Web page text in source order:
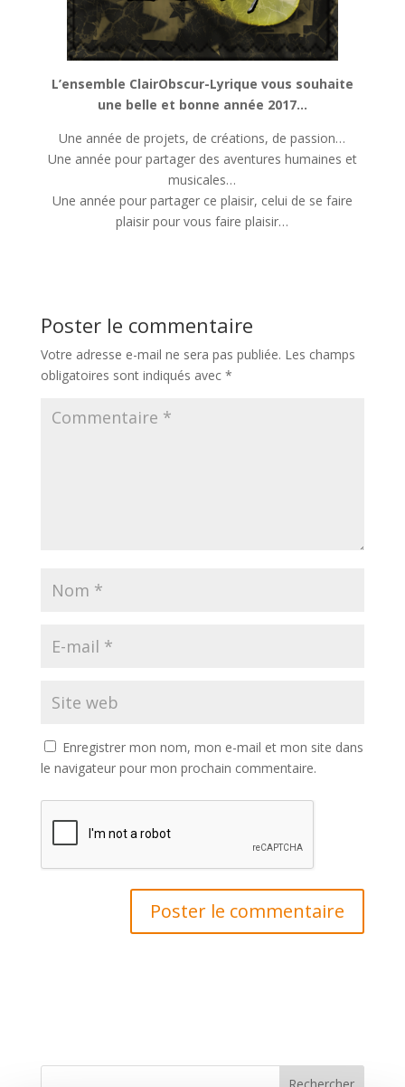
L’ensemble ClairObscur-Lyrique vous souhaite
une belle et bonne année 2017…
Une année de projets, de créations, de passion…
Une année pour partager des aventures humaines et
musicales…
Une année pour partager ce plaisir, celui de se faire
plaisir pour vous faire plaisir…
Poster le commentaire
Votre adresse e-mail ne sera pas publiée. Les champs
obligatoires sont indiqués avec *
Enregistrer mon nom, mon e-mail et mon site dans
le navigateur pour mon prochain commentaire.